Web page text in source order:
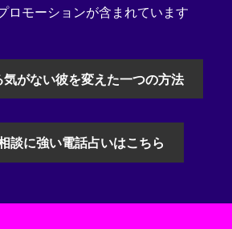
ロモーションが含まれています
がない彼を変えた一つの方法
談に強い電話占いはこちら